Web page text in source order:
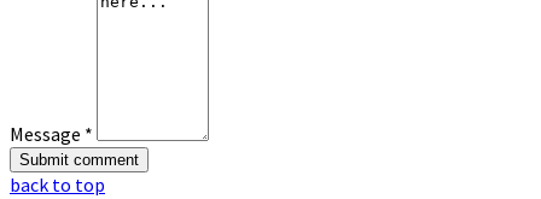
Message *
back to top